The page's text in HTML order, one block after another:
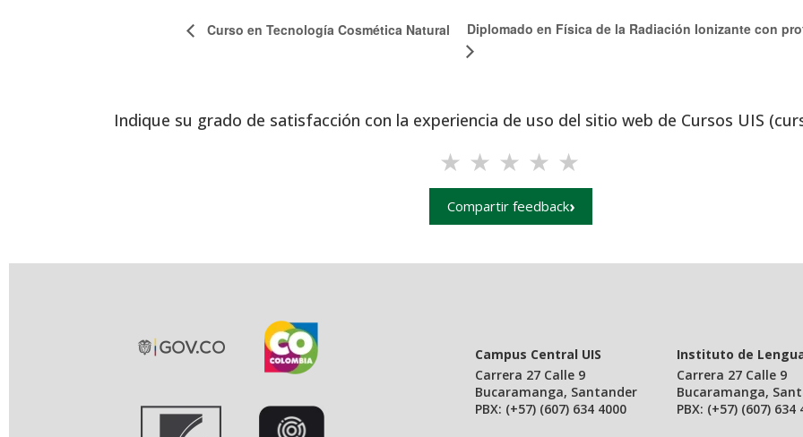
Curso en Tecnología Cosmética Natural Diplomado en Física de la Radiación Ionizante con
Indique su grado de satisfacción con la experiencia de uso del sitio web de Cursos UIS